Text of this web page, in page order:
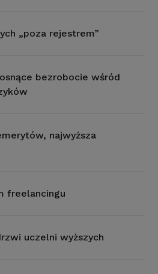
„poza rejestrem”
bezrobocie wśród
najwyższa
freelancingu
uczelni wyższych